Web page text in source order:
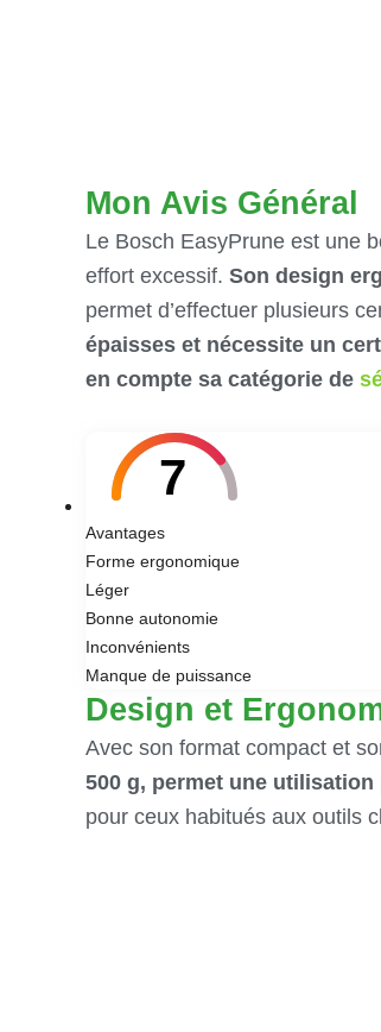
Mon Avis Général
Le Bosch EasyPrune est une
effort excessif. Son design
permet d’effectuer plusieurs
épaisses et nécessite un
en compte sa catégorie de
7
Avantages
Forme ergonomique
Léger
Bonne autonomie
Inconvénients
Manque de puissance
Design et
Avec son format compact et
500 g, permet une
pour ceux habitués aux outils